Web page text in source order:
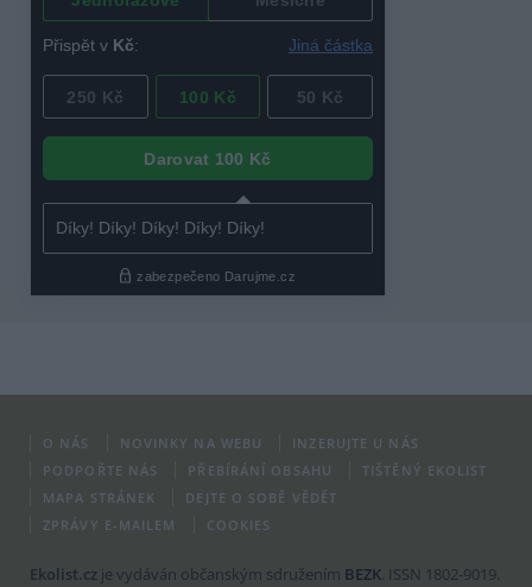
O NÁS NOVINKY NA WEBU
INZERUJTE U NÁS
PODPOŘTE NÁS
PŘEBÍRÁNÍ OBSAHU
TIŠTĚNÝ EKOLIST
MAPA STRÁNEK
DEJTE O SOBĚ VĚDĚT
ZPRÁVY E-MAILEM
COOKIES
Ekolist.cz je vydáván občanským sdružením BEZK. ISSN 1802-9019.